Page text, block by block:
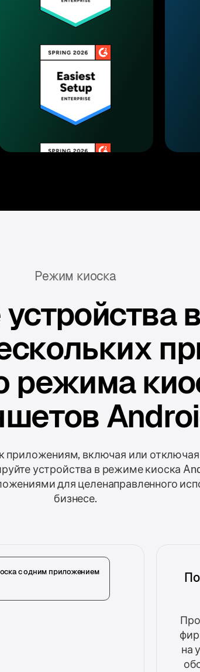
Режим киоска
приложениям, включая или
устройства в режиме киоска
для целенаправленного
бизнесе.
с одним приложением
на